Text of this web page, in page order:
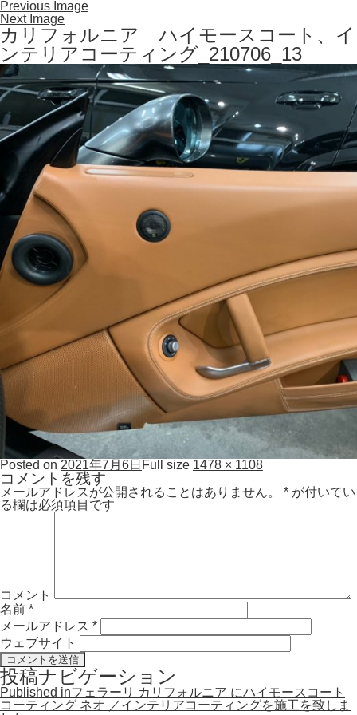
Previous Image
Next Image
カリフォルニア ハイモースコート、イ
ンテリアコーティング_210706_13
Posted on 2021年7月6日 Full size 1478 × 1108
コメントを残す
メールアドレスが公開されることはありません。 * が付いてい
る欄は必須項目です
コメント
名前 *
メールアドレス *
ウェブサイト
投稿ナビゲーション
Published inフェラーリ カリフォルニア にハイモースコート
コーティング ネオ ／インテリアコーティングを施工を致しま